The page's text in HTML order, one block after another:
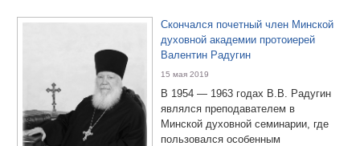
Скончался почетный член Минской
духовной академии протоиерей
Валентин Радугин
15 мая 2019
В 1954 — 1963 годах В.В. Радугин
являлся преподавателем в
Минской духовной семинарии, где
пользовался особенным